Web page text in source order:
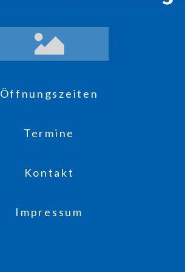
Öffnungszeiten
Termine
Kontakt
Impressum